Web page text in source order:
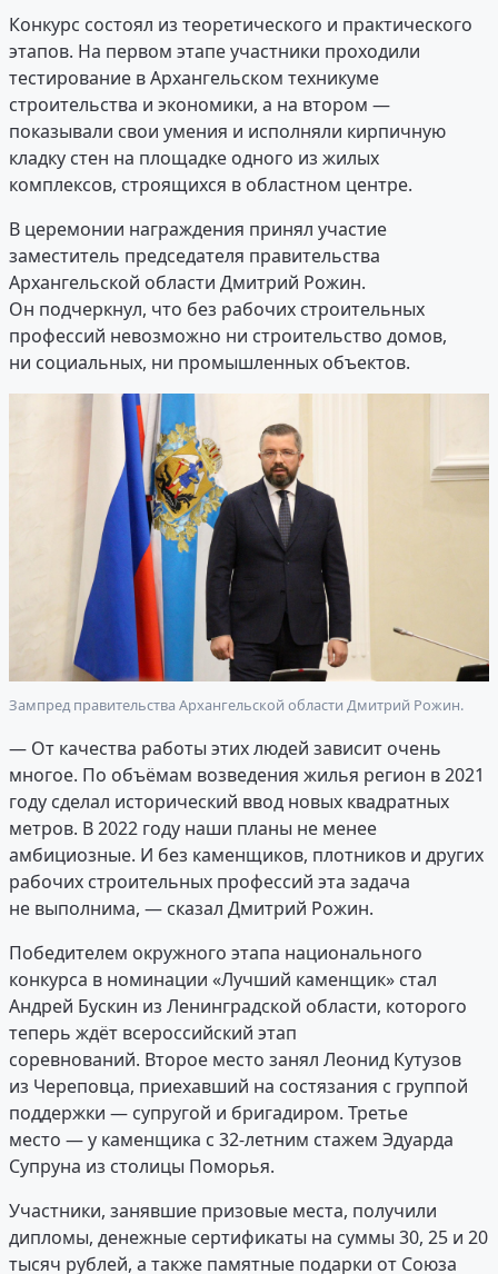
Конкурс состоял из теоретического и практического
этапов. На первом этапе участники проходили
тестирование в Архангельском техникуме
строительства и экономики, а на втором —
показывали свои умения и исполняли кирпичную
кладку стен на площадке одного из жилых
комплексов, строящихся в областном центре.
В церемонии награждения принял участие
заместитель председателя правительства
Архангельской области Дмитрий Рожин.
Он подчеркнул, что без рабочих строительных
профессий невозможно ни строительство домов,
ни социальных, ни промышленных объектов.
Зампред правительства Архангельской области Дмитрий Рожин.
— От качества работы этих людей зависит очень
многое. По объёмам возведения жилья регион в 2021
году сделал исторический ввод новых квадратных
метров. В 2022 году наши планы не менее
амбициозные. И без каменщиков, плотников и других
рабочих строительных профессий эта задача
не выполнима, — сказал Дмитрий Рожин.
Победителем окружного этапа национального
конкурса в номинации «Лучший каменщик» стал
Андрей Бускин из Ленинградской области, которого
теперь ждёт всероссийский этап
соревнований. Второе место занял Леонид Кутузов
из Череповца, приехавший на состязания с группой
поддержки — супругой и бригадиром. Третье
место — у каменщика с 32-летним стажем Эдуарда
Супруна из столицы Поморья.
Участники, занявшие призовые места, получили
дипломы, денежные сертификаты на суммы 30, 25 и 20
тысяч рублей, а также памятные подарки от Союза